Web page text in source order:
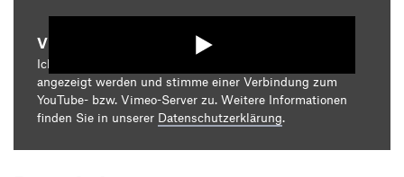
Video starten
Ich bin damit einverstanden, dass mir die Medieninhalte
angezeigt werden und stimme einer Verbindung zum
YouTube- bzw. Vimeo-Server zu. Weitere Informationen
finden Sie in unserer Datenschutzerklärung.